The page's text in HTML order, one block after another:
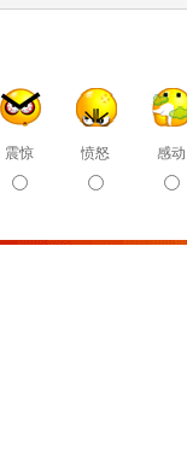
震惊 愤怒 感动